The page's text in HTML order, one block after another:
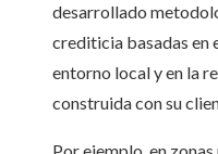
desarrollado
crediticia basadas en
entorno local y en la
construida con su